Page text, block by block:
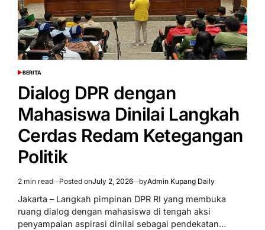
Yang
Sehat
POSTED
BERITA
Dialog DPR dengan
Mahasiswa Dinilai Langkah
Cerdas Redam Ketegangan
Politik
Estimated
read
2 min read Posted onJuly 2, 2026 byAdmin Kupang Daily
Jakarta – Langkah pimpinan DPR RI yang membuka
ruang dialog dengan mahasiswa di tengah aksi
penyampaian aspirasi dinilai sebagai pendekatan…